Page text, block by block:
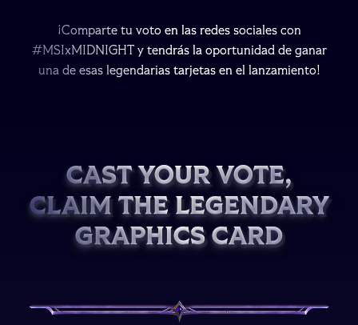
¡Comparte tu voto en las redes sociales con
#MSIxMIDNIGHT y tendrás la oportunidad de ganar
una de esas legendarias tarjetas en el lanzamiento!
¡Comparte tu voto en las redes sociales con
#MSIxMIDNIGHT y tendrás la oportunidad de ganar
una de esas legendarias tarjetas en el lanzamiento!
¡Comparte tu voto en las redes sociales con
#MSIxMIDNIGHT y tendrás la oportunidad de ganar
una de esas legendarias tarjetas en el lanzamiento!
CAST YOUR VOTE,
CLAIM THE LEGENDARY
GRAPHICS CARD
CAST YOUR VOTE,
CLAIM THE LEGENDARY
GRAPHICS CARD
CAST YOUR VOTE,
CLAIM THE LEGENDARY
GRAPHICS CARD